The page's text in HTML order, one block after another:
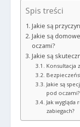
Spis treści
Jakie są
Jakie są
oczami?
Jakie są
Konsultacja
Jakie są
pod oczami?
Jak wygląda
zabiegach?